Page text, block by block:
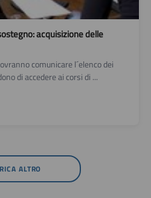
acquisizione delle
comunicare l´elenco dei
di accedere ai corsi di ...
ALTRO